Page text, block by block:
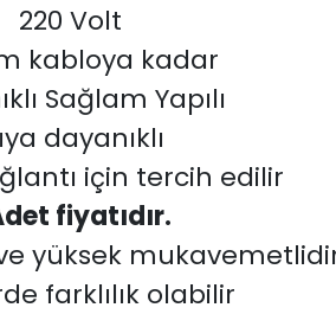
220 Volt
kabloya kadar
Sağlam Yapılı
dayanıklı
için tercih edilir
fiyatıdır.
yüksek
farklılık olabilir